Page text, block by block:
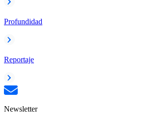
Profundidad
Reportaje
Newsletter